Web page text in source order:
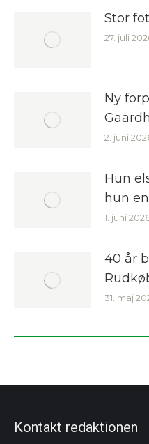
Stor
27. juli
Ny
2. juni
Hun
hun
1. juni
40 år
31. maj
Kontakt redaktionen